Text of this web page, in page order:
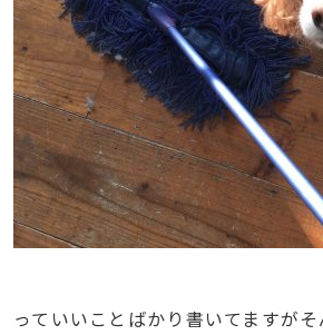
っていいことばかり書いてますが